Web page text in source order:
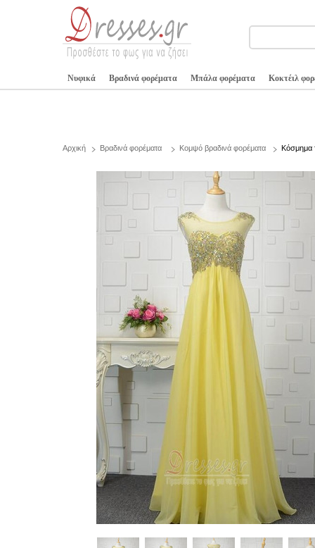
Νυφικά Βραδινά φορέματα Μπάλα φορέματα Κοκτέιλ
Αρχική Βραδινά φορέματα Κομψό βραδινά φορέματα Κόσμημα